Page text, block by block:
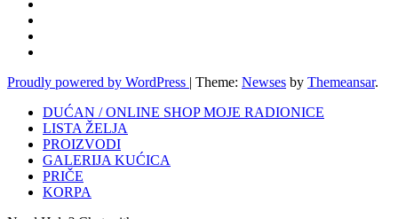
Proudly powered by WordPress | Theme: Newses by Themeansar.
DUĆAN / ONLINE SHOP MOJE RADIONICE
LISTA ŽELJA
PROIZVODI
GALERIJA KUĆICA
PRIČE
KORPA